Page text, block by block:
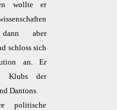
wollte er
aber
schloss sich
an. Er
Klubs der
Dantons.
politische